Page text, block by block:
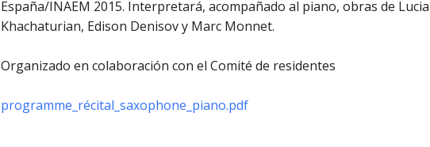
España/INAEM 2015. Interpretará, acompañado al piano, obras de
Khachaturian, Edison Denisov y Marc Monnet.
Organizado en colaboración con el Comité de residentes
programme_récital_saxophone_piano.pdf